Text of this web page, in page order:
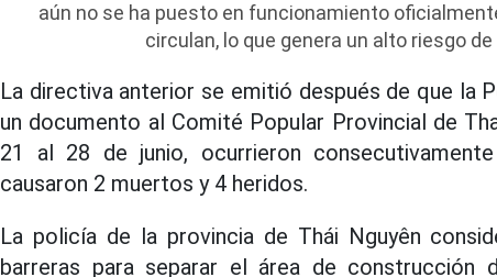
aún no se ha puesto en funcionamiento
circulan, lo que genera un alto riesgo
La directiva anterior se emitió después de que la
un documento al Comité Popular Provincial de
21 al 28 de junio, ocurrieron
causaron 2 muertos y 4 heridos.
La policía de la provincia de Thái Nguyên
barreras para separar el área de